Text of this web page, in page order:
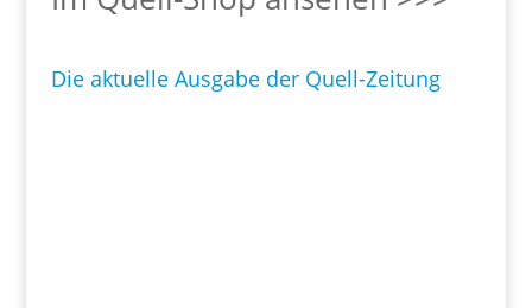
Die aktuelle Ausgabe der Quell-Zeitung